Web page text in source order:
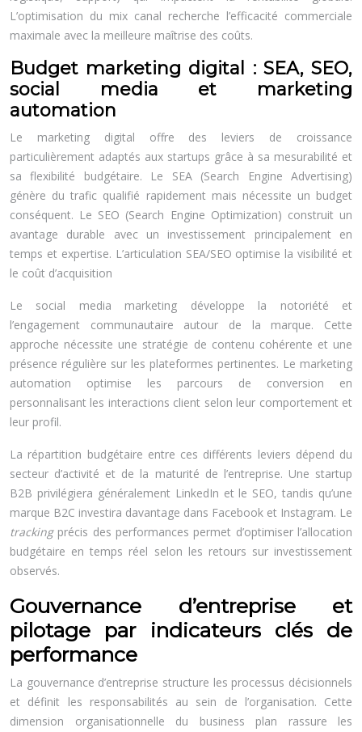
L’optimisation du mix canal recherche l’efficacité commerciale
maximale avec la meilleure maîtrise des coûts.
Budget marketing digital : SEA, SEO,
social media et marketing
automation
Le marketing digital offre des leviers de croissance
particulièrement adaptés aux startups grâce à sa mesurabilité et
sa flexibilité budgétaire. Le SEA (Search Engine Advertising)
génère du trafic qualifié rapidement mais nécessite un budget
conséquent. Le SEO (Search Engine Optimization) construit un
avantage durable avec un investissement principalement en
temps et expertise. L’articulation SEA/SEO optimise la visibilité et
le coût d’acquisition
Le social media marketing développe la notoriété et
l’engagement communautaire autour de la marque. Cette
approche nécessite une stratégie de contenu cohérente et une
présence régulière sur les plateformes pertinentes. Le marketing
automation optimise les parcours de conversion en
personnalisant les interactions client selon leur comportement et
leur profil.
La répartition budgétaire entre ces différents leviers dépend du
secteur d’activité et de la maturité de l’entreprise. Une startup
B2B privilégiera généralement LinkedIn et le SEO, tandis qu’une
marque B2C investira davantage dans Facebook et Instagram. Le
trackingprécis des performances permet d’optimiser l’allocation
budgétaire en temps réel selon les retours sur investissement
observés.
Gouvernance d’entreprise et
pilotage par indicateurs clés de
performance
La gouvernance d’entreprise structure les processus décisionnels
et définit les responsabilités au sein de l’organisation. Cette
dimension organisationnelle du business plan rassure les